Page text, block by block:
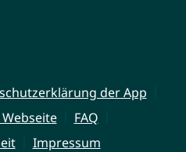
der App
FAQ
Impressum